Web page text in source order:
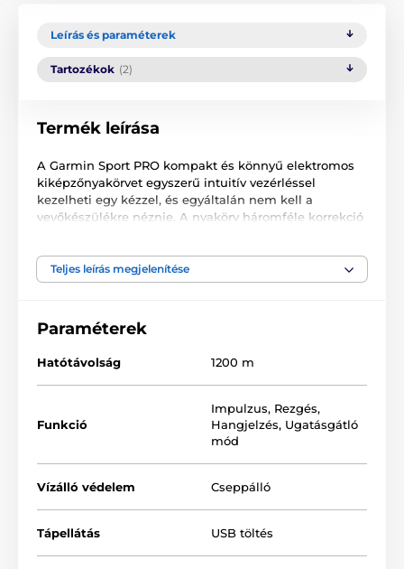
Leírás és paraméterek
Tartozékok (2)
Termék leírása
A Garmin Sport PRO kompakt és könnyű elektromos
kiképzőnyakörvet egyszerű intuitív vezérléssel
kezelheti egy kézzel, és egyáltalán nem kell a
vevőkészülékre néznie. A nyakörv háromféle korrekció
PRO nyakörv bővíthető 3 kutya képzésére egyszerre.
Az impulzus ereje 10 szinten állítható. A pontos
kg súlyú kutyák számára alkalmas, az adott fajtától és
testfelépítéstől függően. A megfelelő és kényelmes
nyakának kerületét.
Teljes leírás megjelenítése
Paraméterek
Hatótávolság 1200 m
Funkció
Impulzus, Rezgés,
Hangjelzés, Ugatásgátló
mód
Vízálló védelem Cseppálló
Tápellátás USB töltés